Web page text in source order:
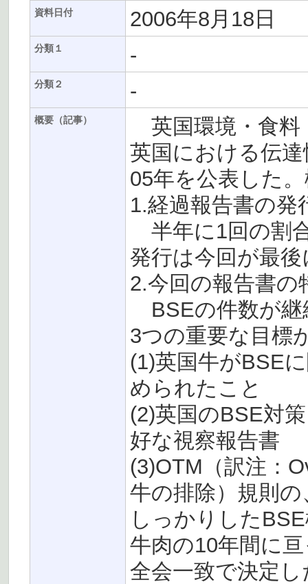
資料日付 2006年8月18日
分類１ -
分類２ -
概要（記事）
英国環境・食料
英国における伝
05年を公表した
1.経過報告書の発
半年に1回の割
発行は今回が最
2.今回の報告書の
BSEの件数が継
3つの重要な目標
(1)英国牛がBSE
められたこと
(2)英国のBSE対
好な視察報告書
(3)OTM（訳注：
牛の排除）規則
しっかりした
牛肉の10年間に
全会一致で決定